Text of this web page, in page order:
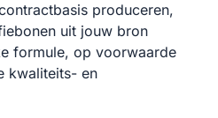
produceren,
uit jouw bron
formule, op voorwaarde
kwaliteits- en